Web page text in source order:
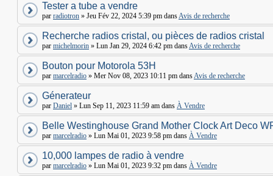
Tester a tube a vendre
par radiotron » Jeu Fév 22, 2024 5:39 pm dansAvis de recherche
Recherche radios cristal, ou pièces de radios cristal
par michelmorin » Lun Jan 29, 2024 6:42 pm dansAvis de recherche
Bouton pour Motorola 53H
par marcelradio » Mer Nov 08, 2023 10:11 pm dansAvis de recherche
Génerateur
par Daniel » Lun Sep 11, 2023 11:59 am dans À Vendre
Belle Westinghouse Grand Mother Clock Art Deco
par marcelradio » Lun Mai 01, 2023 9:58 pm dans À Vendre
10,000 lampes de radio à vendre
par marcelradio » Lun Mai 01, 2023 9:32 pm dans À Vendre